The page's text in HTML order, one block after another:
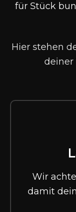
für Stück
Hier stehen
deiner
Wir
damit